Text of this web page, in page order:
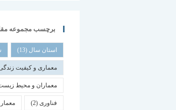
برچسب مجموعه
استان سال (13)
معماری و کیفیت
معماران و محیط
فناوری(2)